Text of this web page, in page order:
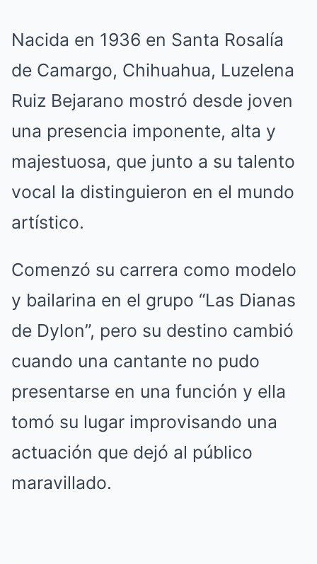
Nacida en 1936 en Santa Rosalía
de Camargo, Chihuahua, Luzelena
Ruiz Bejarano mostró desde joven
una presencia imponente, alta y
majestuosa, que junto a su talento
vocal la distinguieron en el mundo
artístico.
Comenzó su carrera como modelo
y bailarina en el grupo “Las Dianas
de Dylon”, pero su destino cambió
cuando una cantante no pudo
presentarse en una función y ella
tomó su lugar improvisando una
actuación que dejó al público
maravillado.